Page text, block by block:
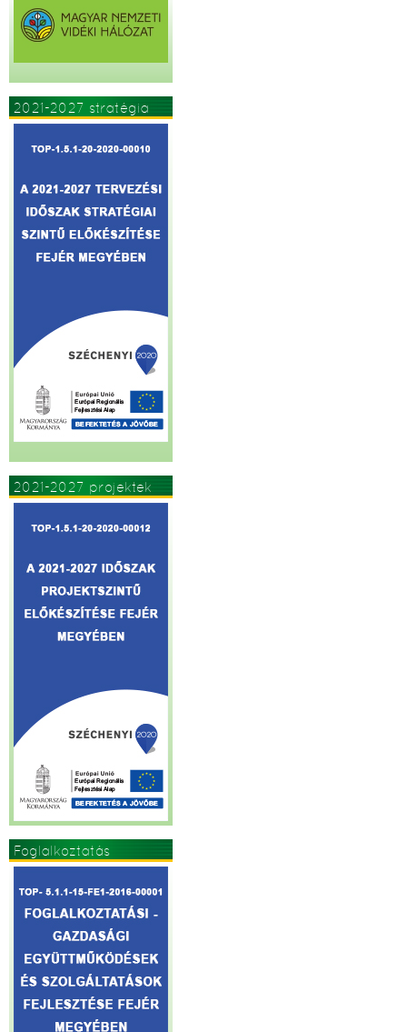
2021-2027 stratégia
2021-2027 projektek
Foglalkoztatás